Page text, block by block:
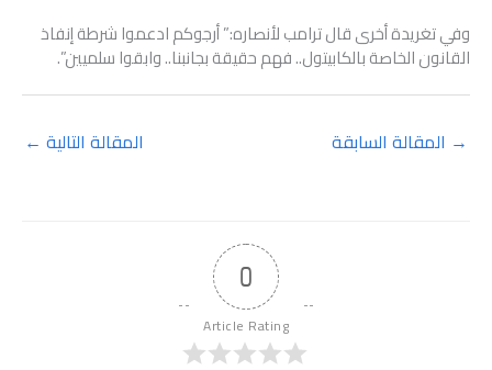
وفي تغريدة أخرى قال ترامب لأنصاره:” أرجوكم ادعموا شرطة إنفاذ
القانون الخاصة بالكابيتول.. فهم حقيقة بجانبنا.. وابقوا سلميين”.
→ المقالة السابقة المقالة التالية ←
0
Article Rating